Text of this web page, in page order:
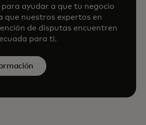
para ayudar a que tu negocio
que nuestros expertos en
de disputas encuentren
para ti.